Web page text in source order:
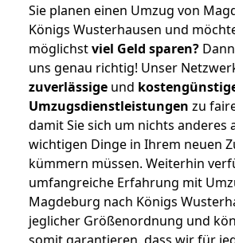
Sie planen einen Umzug von
Königs Wusterhausen und
möglichstviel Geld sparen?
uns genau richtig! Unser
zuverlässige und
Umzugsdienstleistungen zu
damit Sie sich um nichts anderes
wichtigen Dinge in Ihrem neuen
kümmern müssen. Weiterhin
umfangreiche Erfahrung mit
Magdeburg nach Königs
jeglicher Größenordnung und